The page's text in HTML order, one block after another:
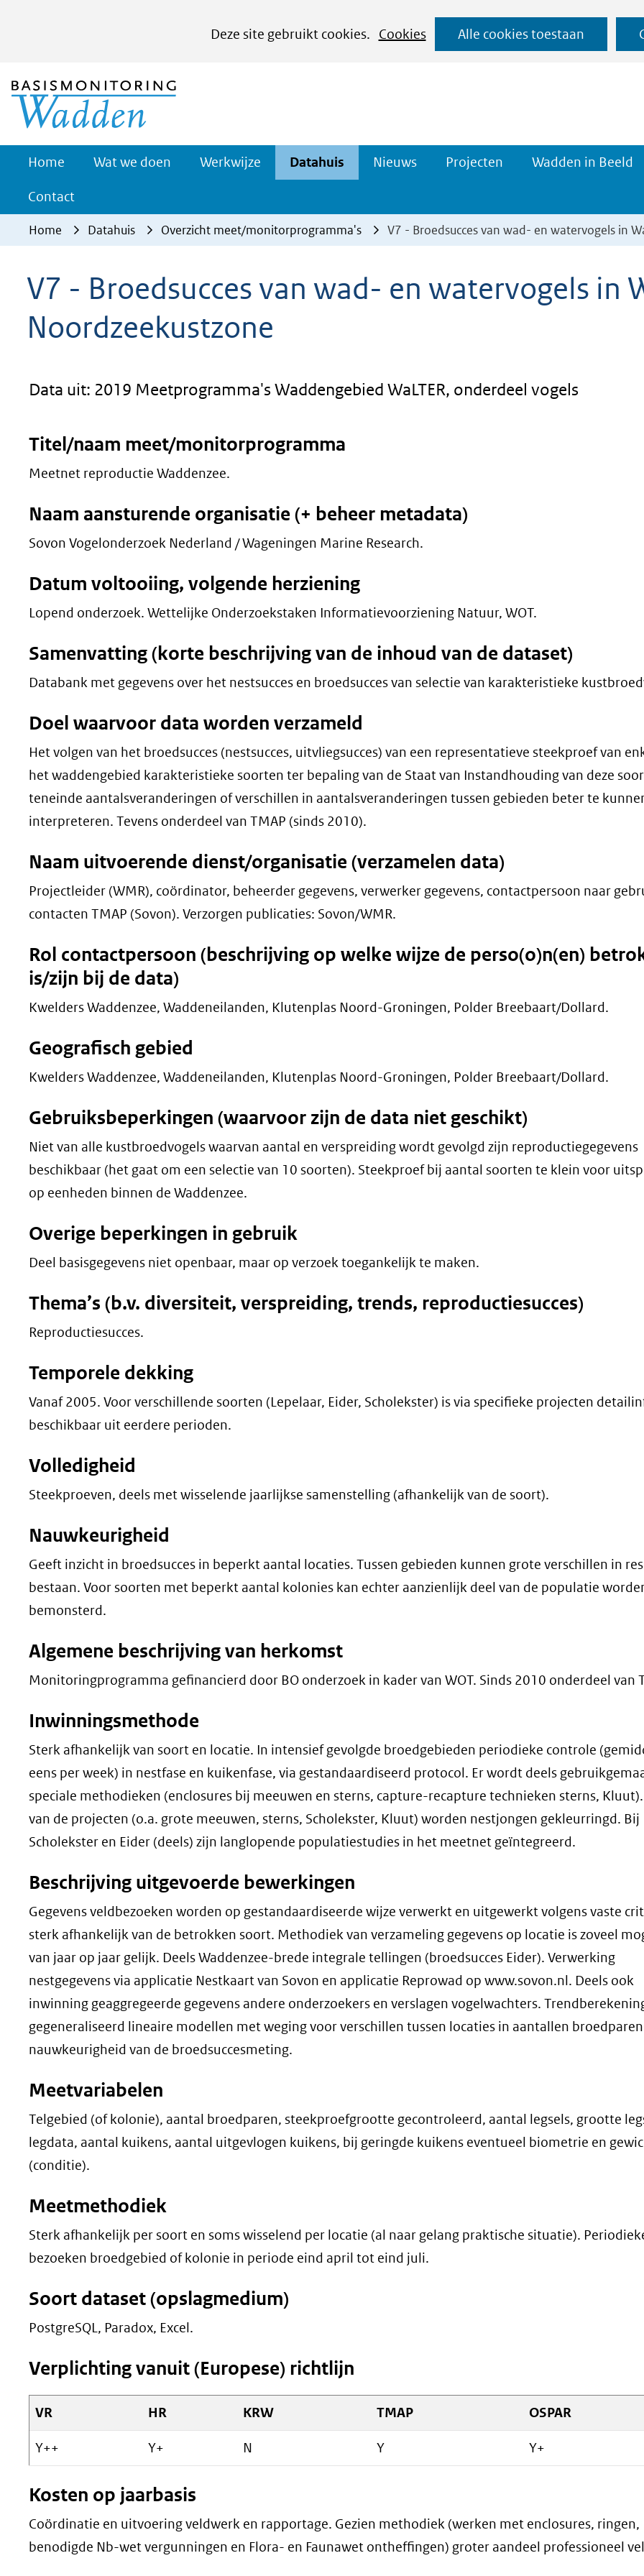
Deze site gebruikt cookies.
Cookies
kan
het
gebruik
deze
website
toegestaan
geweigerd.
Alle cookies toestaan
Ga
naar
Home Wat we doen Werkwijze Werkwijze
Uitklappen
Datahuis Datahuis
Uitklappen
Nieuws Projecten Projecten
Uitklappen
Wadden in Beeld
Contact
Home Datahuis Overzicht meet/monitorprogramma's V7 - Broedsucces van wad- en watervogels in
V7 - Broedsucces van wad- en watervogels in
Noordzeekustzone
Data uit: 2019 Meetprogramma's Waddengebied WaLTER, onderdeel vogels
Titel/naam meet/monitorprogramma
Meetnet reproductie Waddenzee.
Naam aansturende organisatie (+ beheer metadata)
Sovon Vogelonderzoek Nederland / Wageningen Marine Research.
Datum voltooiing, volgende herziening
Lopend onderzoek. Wettelijke Onderzoekstaken Informatievoorziening Natuur, WOT.
Samenvatting (korte beschrijving van de inhoud van de dataset)
Databank met gegevens over het nestsucces en broedsucces van selectie van karakteristieke
Doel waarvoor data worden verzameld
Het volgen van het broedsucces (nestsucces, uitvliegsucces) van een representatieve steekproef van
het waddengebied karakteristieke soorten ter bepaling van de Staat van Instandhouding van deze
teneinde aantalsveranderingen of verschillen in aantalsveranderingen tussen gebieden beter te
interpreteren. Tevens onderdeel van TMAP (sinds 2010).
Naam uitvoerende dienst/organisatie (verzamelen data)
Projectleider (WMR), coördinator, beheerder gegevens, verwerker gegevens, contactpersoon naar
contacten TMAP (Sovon). Verzorgen publicaties: Sovon/WMR.
Rol contactpersoon (beschrijving op welke wijze de perso(o)n(en)
is/zijn bij de data)
Kwelders Waddenzee, Waddeneilanden, Klutenplas Noord-Groningen, Polder Breebaart/Dollard.
Geografisch gebied
Kwelders Waddenzee, Waddeneilanden, Klutenplas Noord-Groningen, Polder Breebaart/Dollard.
Gebruiksbeperkingen (waarvoor zijn de data niet geschikt)
Niet van alle kustbroedvogels waarvan aantal en verspreiding wordt gevolgd zijn reproductiegegevens
beschikbaar (het gaat om een selectie van 10 soorten). Steekproef bij aantal soorten te klein voor
op eenheden binnen de Waddenzee.
Overige beperkingen in gebruik
Deel basisgegevens niet openbaar, maar op verzoek toegankelijk te maken.
Thema’s (b.v. diversiteit, verspreiding, trends, reproductiesucces)
Reproductiesucces.
Temporele dekking
Vanaf 2005. Voor verschillende soorten (Lepelaar, Eider, Scholekster) is via specifieke projecten
beschikbaar uit eerdere perioden.
Volledigheid
Steekproeven, deels met wisselende jaarlijkse samenstelling (afhankelijk van de soort).
Nauwkeurigheid
Geeft inzicht in broedsucces in beperkt aantal locaties. Tussen gebieden kunnen grote verschillen in
bestaan. Voor soorten met beperkt aantal kolonies kan echter aanzienlijk deel van de populatie
bemonsterd.
Algemene beschrijving van herkomst
Monitoringprogramma gefinancierd door BO onderzoek in kader van WOT. Sinds 2010 onderdeel van
Inwinningsmethode
Sterk afhankelijk van soort en locatie. In intensief gevolgde broedgebieden periodieke controle
eens per week) in nestfase en kuikenfase, via gestandaardiseerd protocol. Er wordt deels
speciale methodieken (enclosures bij meeuwen en sterns, capture-recapture technieken sterns,
van de projecten (o.a. grote meeuwen, sterns, Scholekster, Kluut) worden nestjongen gekleurringd. Bij
Scholekster en Eider (deels) zijn langlopende populatiestudies in het meetnet geïntegreerd.
Beschrijving uitgevoerde bewerkingen
Gegevens veldbezoeken worden op gestandaardiseerde wijze verwerkt en uitgewerkt volgens vaste
sterk afhankelijk van de betrokken soort. Methodiek van verzameling gegevens op locatie is zoveel
van jaar op jaar gelijk. Deels Waddenzee-brede integrale tellingen (broedsucces Eider). Verwerking
nestgegevens via applicatie Nestkaart van Sovon en applicatie Reprowad op www.sovon.nl. Deels ook
inwinning geaggregeerde gegevens andere onderzoekers en verslagen vogelwachters.
gegeneraliseerd lineaire modellen met weging voor verschillen tussen locaties in aantallen
nauwkeurigheid van de broedsuccesmeting.
Meetvariabelen
Telgebied (of kolonie), aantal broedparen, steekproefgrootte gecontroleerd, aantal legsels, grootte
legdata, aantal kuikens, aantal uitgevlogen kuikens, bij geringde kuikens eventueel biometrie en
(conditie).
Meetmethodiek
Sterk afhankelijk per soort en soms wisselend per locatie (al naar gelang praktische situatie).
bezoeken broedgebied of kolonie in periode eind april tot eind juli.
Soort dataset (opslagmedium)
PostgreSQL, Paradox, Excel.
Verplichting vanuit (Europese) richtlijn
VR HR KRW TMAP OSPAR
Y++ Y+ N Y Y+
Kosten op jaarbasis
Coördinatie en uitvoering veldwerk en rapportage. Gezien methodiek (werken met enclosures, ringen,
benodigde Nb-wet vergunningen en Flora- en Faunawet ontheffingen) groter aandeel professioneel